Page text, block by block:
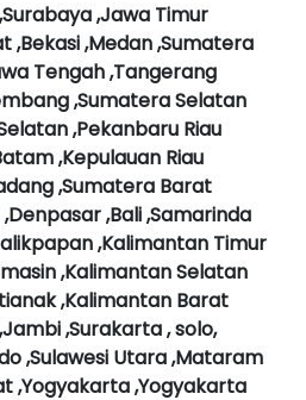
,Jawa Timur
,Bekasi ,Medan ,Sumatera
Tengah ,Tangerang
,Sumatera Selatan
,Pekanbaru Riau
,Kepulauan Riau
,Sumatera Barat
,Bali ,Samarinda
,Kalimantan Timur
,Kalimantan Selatan
,Kalimantan Barat
,Surakarta , solo,
,Sulawesi Utara ,Mataram
,Yogyakarta ,Yogyakarta